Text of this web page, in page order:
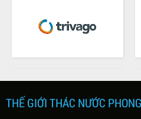
01/03/2021
THỦY MINI
nước, thác nước kết hợp
Thứ hai,
PHONG
gian
THẾ GIỚI THÁC NƯỚC